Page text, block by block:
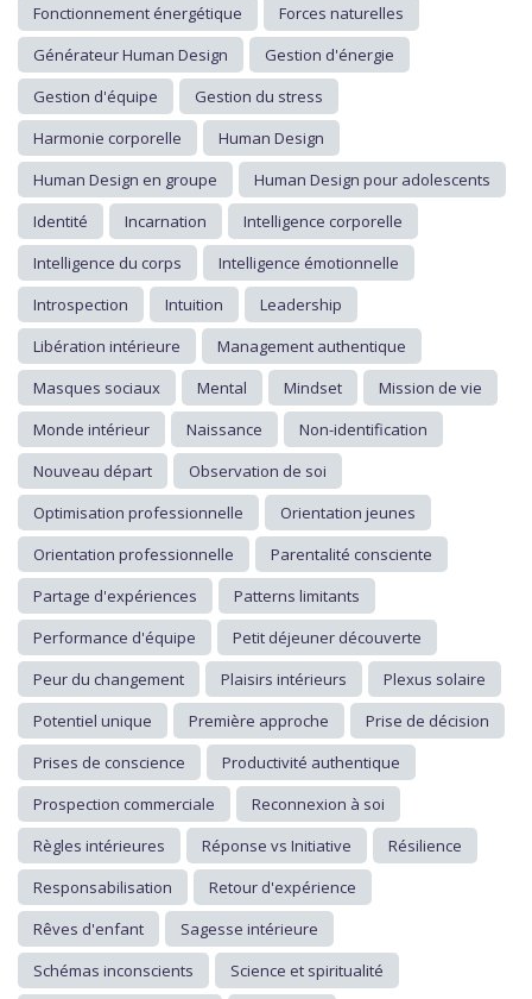
Fonctionnement énergétique
Forces naturelles
Générateur Human Design
Gestion d'énergie
Gestion d'équipe
Gestion du stress
Harmonie corporelle
Human Design
Human Design en groupe
Human Design pour adolescents
Identité
Incarnation
Intelligence corporelle
Intelligence du corps
Intelligence émotionnelle
Introspection
Intuition
Leadership
Libération intérieure
Management authentique
Masques sociaux
Mental Mindset
Mission de vie
Monde intérieur
Naissance
Non-identification
Nouveau départ
Observation de soi
Optimisation professionnelle
Orientation jeunes
Orientation professionnelle
Parentalité consciente
Partage d'expériences
Patterns limitants
Performance d'équipe
Petit déjeuner découverte
Peur du changement
Plaisirs intérieurs
Plexus solaire
Potentiel unique
Première approche
Prise de décision
Prises de conscience
Productivité authentique
Prospection commerciale
Reconnexion à soi
Règles intérieures
Réponse vs Initiative
Résilience
Responsabilisation
Retour d'expérience
Rêves d'enfant
Sagesse intérieure
Schémas inconscients
Science et spiritualité